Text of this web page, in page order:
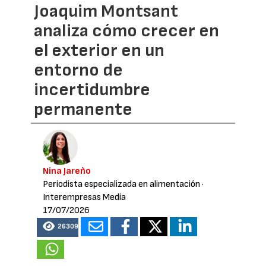
Joaquim Montsant
analiza cómo crecer en
el exterior en un
entorno de
incertidumbre
permanente
Nina Jareño
Periodista especializada en alimentación ·
Interempresas Media
17/07/2026
26309